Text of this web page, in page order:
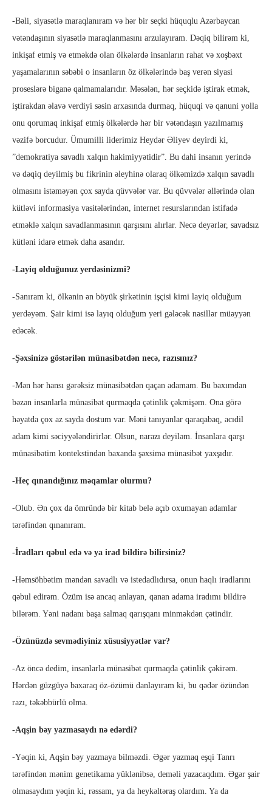
-Bəli, siyasətlə maraqlanıram və hər bir seçki hüquqlu Azərbaycan
vətəndaşının siyasətlə maraqlanmasını arzulayıram. Dəqiq bilirəm ki,
inkişaf etmiş və etməkdə olan ölkələrdə insanların rahat və xoşbəxt
yaşamalarının səbəbi o insanların öz ölkələrində baş verən siyasi
proseslərə biganə qalmamalarıdır. Məsələn, hər seçkidə iştirak etmək,
iştirakdan əlavə verdiyi səsin arxasında durmaq, hüquqi və qanuni yolla
onu qorumaq inkişaf etmiş ölkələrdə hər bir vətəndaşın yazılmamış
vəzifə borcudur. Ümumilli liderimiz Heydər Əliyev deyirdi ki,
”demokratiya savadlı xalqın hakimiyyətidir”. Bu dahi insanın yerində
və dəqiq deyilmiş bu fikrinin əleyhinə olaraq ölkəmizdə xalqın savadlı
olmasını istəməyən çox sayda qüvvələr var. Bu qüvvələr əllərində olan
kütləvi informasiya vasitələrindən, internet resurslarından istifadə
etməklə xalqın savadlanmasının qarşısını alırlar. Necə deyərlər, savadsız
kütləni idarə etmək daha asandır.
-Layiq olduğunuz yerdəsinizmi?
-Sanıram ki, ölkənin ən böyük şirkətinin işçisi kimi layiq olduğum
yerdəyəm. Şair kimi isə layıq olduğum yeri gələcək nəsillər müəyyən
edəcək.
-Şəxsinizə göstərilən münasibətdən necə, razısınız?
-Mən hər hansı gərəksiz münasibətdən qaçan adamam. Bu baxımdan
bəzən insanlarla münasibət qurmaqda çətinlik çəkmişəm. Ona görə
həyatda çox az sayda dostum var. Məni tanıyanlar qaraqabaq, acıdil
adam kimi səciyyələndirirlər. Olsun, narazı deyiləm. İnsanlara qarşı
münasibətim kontekstindən baxanda şəxsimə münasibət yaxşıdır.
-Heç qınandığınız məqamlar olurmu?
-Olub. Ən çox da ömründə bir kitab belə açıb oxumayan adamlar
tərəfindən qınanıram.
-İradları qəbul edə və ya irad bildirə bilirsiniz?
-Həmsöhbətim məndən savadlı və istedadlıdırsa, onun haqlı iradlarını
qəbul edirəm. Özüm isə ancaq anlayan, qanan adama iradımı bildirə
bilərəm. Yəni nadanı başa salmaq qarışqanı minməkdən çətindir.
-Özünüzdə sevmədiyiniz xüsusiyyətlər var?
-Az öncə dedim, insanlarla münasibət qurmaqda çətinlik çəkirəm.
Hərdən güzgüyə baxaraq öz-özümü danlayıram ki, bu qədər özündən
razı, təkəbbürlü olma.
-Aqşin bəy yazmasaydı nə edərdi?
-Yəqin ki, Aqşin bəy yazmaya bilməzdi. Əgər yazmaq eşqi Tanrı
tərəfindən mənim genetikama yüklənibsə, deməli yazacaqdım. Əgər şair
olmasaydım yəqin ki, rəssam, ya da heykəltəraş olardım. Ya da